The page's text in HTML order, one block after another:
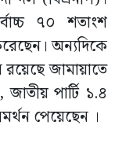
৭০ শতাংশ
অন্যদিকে
রয়েছে জামায়াতে
পার্টি ১.৪
পেয়েছেন ।